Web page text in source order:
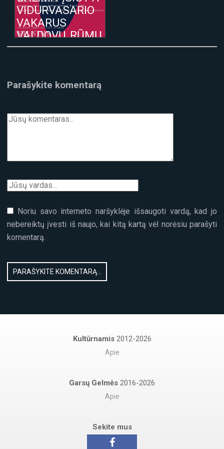
VIDURVASARIO
VAKARUS
VALDOVŲ RŪMŲ
KIEME
Parašykite komentarą
Noriu savo interneto naršyklėje išsaugoti vardą, kad jo
nebereiktų įvesti iš naujo, kai kitą kartą vėl norėsiu parašyti
komentarą.
Kultūrnamis 2012-2026
Apie
Garsų Gelmės 2016-2026
Apie
Sekite mus